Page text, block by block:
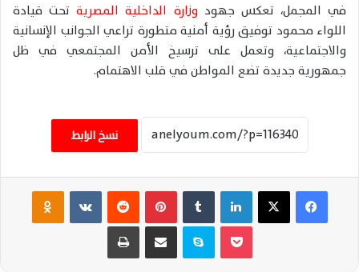
في المجمل، تعكس جهود وزارة الداخلية المصريةتحت قيادة
اللواء محمود توفيق رؤية أمنية متطورة تراعي الجوانب الإنسانية
والاجتماعية، وتعمل على ترسيخ الأمن المجتمعي في ظل
جمهورية جديدة تضع المواطن في قلب الاهتمام.
نسخ الرابط
فيسبوك ‫X لينكدإن بينتيريست ‏VKontakte
سكايب مشاركة عبر البريد طباعة